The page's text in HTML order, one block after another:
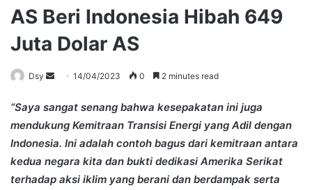
AS Beri Indonesia Hibah 649
Juta Dolar AS
Dsy
Send
email
14/04/2023 0 2 minutes read
“Saya sangat senang bahwa kesepakatan ini juga
mendukung Kemitraan Transisi Energi yang Adil dengan
Indonesia. Ini adalah contoh bagus dari kemitraan antara
kedua negara kita dan bukti dedikasi Amerika Serikat
terhadap aksi iklim yang berani dan berdampak serta